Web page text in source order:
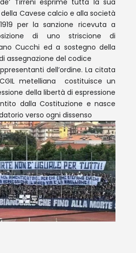
Tirreni esprime tutta la sua
Cavese calcio e alla società
per la sanzione ricevuta a
di uno striscione di
Cucchi ed a sostegno della
assegnazione del codice
dell’ordine. La citata
metelliana costituisce un
della libertà di espressione
dalla Costituzione e nasce
verso ogni dissenso